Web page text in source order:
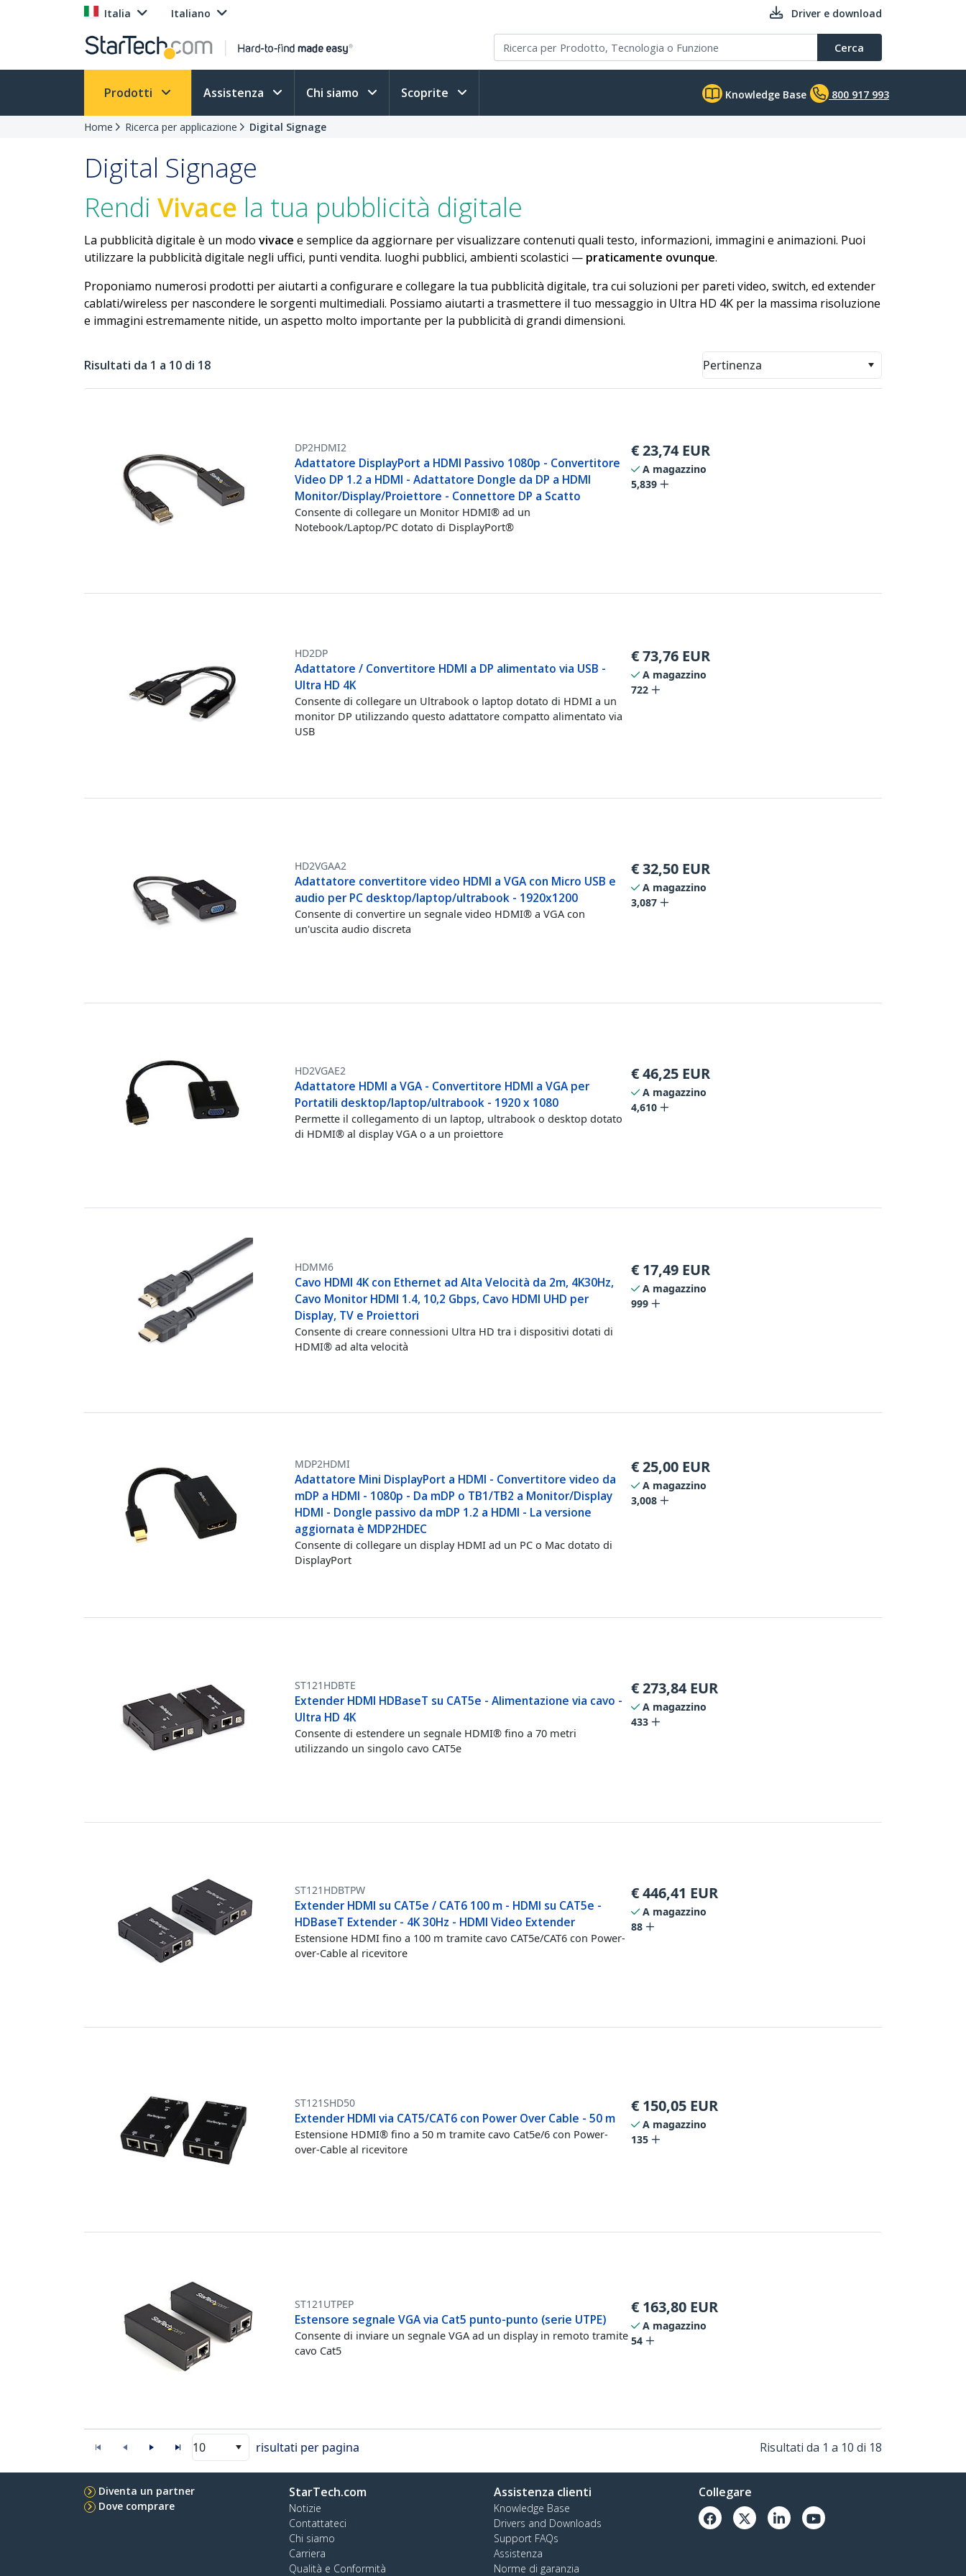
Italia Italiano Driver e download
Cerca
Prodotti Assistenza Chi siamo Scoprite Knowledge Base 800 917 993
Home Ricerca per applicazione Digital Signage
Digital Signage
Rendi Vivace la tua pubblicità digitale
La pubblicità digitale è un modo vivace e semplice da aggiornare per visualizzare contenuti quali testo, informazioni, immagini e animazioni. Puoi
utilizzare la pubblicità digitale negli uffici, punti vendita. luoghi pubblici, ambienti scolastici — praticamente ovunque.
Proponiamo numerosi prodotti per aiutarti a configurare e collegare la tua pubblicità digitale, tra cui soluzioni per pareti video, switch, ed extender
cablati/wireless per nascondere le sorgenti multimediali. Possiamo aiutarti a trasmettere il tuo messaggio in Ultra HD 4K per la massima risoluzione
e immagini estremamente nitide, un aspetto molto importante per la pubblicità di grandi dimensioni.
Risultati da 1 a 10 di 18 Pertinenza
DP2HDMI2
Adattatore DisplayPort a HDMI Passivo 1080p - Convertitore
Video DP 1.2 a HDMI - Adattatore Dongle da DP a HDMI
Monitor/Display/Proiettore - Connettore DP a Scatto
Consente di collegare un Monitor HDMI® ad un
Notebook/Laptop/PC dotato di DisplayPort®
€23,74 EUR
A magazzino
5,839
HD2DP
Adattatore / Convertitore HDMI a DP alimentato via USB -
Ultra HD 4K
Consente di collegare un Ultrabook o laptop dotato di HDMI a un
monitor DP utilizzando questo adattatore compatto alimentato via
USB
€73,76 EUR
A magazzino
722
HD2VGAA2
Adattatore convertitore video HDMI a VGA con Micro USB e
audio per PC desktop/laptop/ultrabook - 1920x1200
Consente di convertire un segnale video HDMI® a VGA con
un'uscita audio discreta
€32,50 EUR
A magazzino
3,087
HD2VGAE2
Adattatore HDMI a VGA - Convertitore HDMI a VGA per
Portatili desktop/laptop/ultrabook - 1920 x 1080
Permette il collegamento di un laptop, ultrabook o desktop dotato
di HDMI® al display VGA o a un proiettore
€46,25 EUR
A magazzino
4,610
HDMM6
Cavo HDMI 4K con Ethernet ad Alta Velocità da 2m, 4K30Hz,
Cavo Monitor HDMI 1.4, 10,2 Gbps, Cavo HDMI UHD per
Display, TV e Proiettori
Consente di creare connessioni Ultra HD tra i dispositivi dotati di
HDMI® ad alta velocità
€ 17,49 EUR
A magazzino
999
MDP2HDMI
Adattatore Mini DisplayPort a HDMI - Convertitore video da
mDP a HDMI - 1080p - Da mDP o TB1/TB2 a Monitor/Display
HDMI - Dongle passivo da mDP 1.2 a HDMI - La versione
aggiornata è MDP2HDEC
Consente di collegare un display HDMI ad un PC o Mac dotato di
DisplayPort
€25,00 EUR
A magazzino
3,008
ST121HDBTE
Extender HDMI HDBaseT su CAT5e - Alimentazione via cavo -
Ultra HD 4K
Consente di estendere un segnale HDMI® fino a 70 metri
utilizzando un singolo cavo CAT5e
€273,84 EUR
A magazzino
433
ST121HDBTPW
Extender HDMI su CAT5e / CAT6 100 m - HDMI su CAT5e -
HDBaseT Extender - 4K 30Hz - HDMI Video Extender
Estensione HDMI fino a 100 m tramite cavo CAT5e/CAT6 con Power-
over-Cable al ricevitore
€446,41 EUR
A magazzino
88
ST121SHD50
Extender HDMI via CAT5/CAT6 con Power Over Cable - 50 m
Estensione HDMI® fino a 50 m tramite cavo Cat5e/6 con Power-
over-Cable al ricevitore
€ 150,05 EUR
A magazzino
135
ST121UTPEP
Estensore segnale VGA via Cat5 punto-punto (serie UTPE)
Consente di inviare un segnale VGA ad un display in remoto tramite
cavo Cat5
€ 163,80 EUR
A magazzino
54
10 risultati per pagina Risultati da 1 a 10 di 18
Diventa un partner
Dove comprare
StarTech.com
Notizie
Contattateci
Chi siamo
Carriera
Qualità e Conformità
Assistenza clienti
Knowledge Base
Drivers and Downloads
Support FAQs
Assistenza
Norme di garanzia
Collegare